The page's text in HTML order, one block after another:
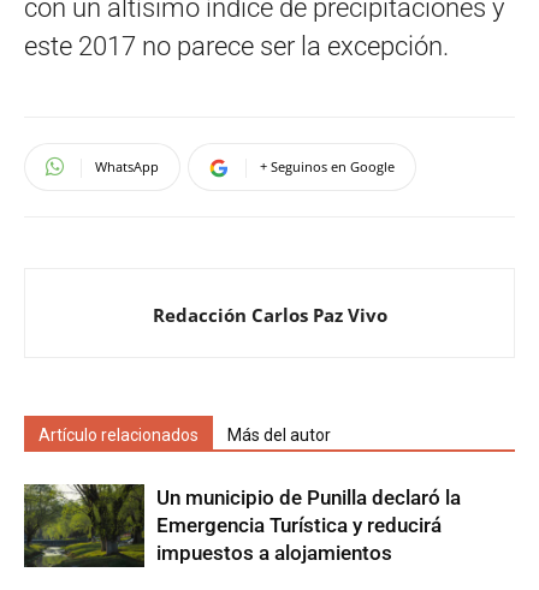
con un altísimo índice de precipitaciones y
este 2017 no parece ser la excepción.
WhatsApp + Seguinos en Google
Redacción Carlos Paz Vivo
Artículo relacionados Más del autor
Un municipio de Punilla declaró la
Emergencia Turística y reducirá
impuestos a alojamientos